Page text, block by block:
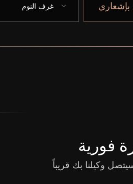
غرف النوم
فورية
وكيلنا بك قريباً